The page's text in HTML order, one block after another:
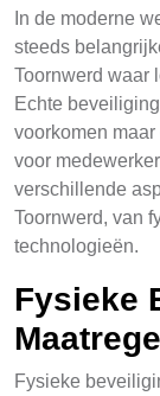
In de moderne
steeds
Toornwerd waar
Echte
voorkomen
voor
verschillende
Toornwerd, van
technologieën.
Fysieke
Fysieke